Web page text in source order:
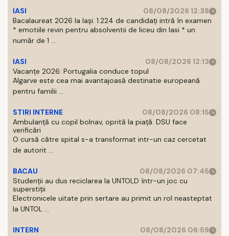
IASI
08/08/2026 12:38
Bacalaureat 2026 la Iași: 1.224 de candidați intră în examen
* emotiile revin pentru absolventii de liceu din Iasi * un
număr de 1 ...
IASI
08/08/2026 12:13
Vacanțe 2026: Portugalia conduce topul
Algarve este cea mai avantajoasă destinatie europeană
pentru familii ...
STIRI INTERNE
08/08/2026 08:15
Ambulanță cu copil bolnav, oprită la piață. DSU face
verificări
O cursă către spital s-a transformat intr-un caz cercetat
de autorit ...
BACAU
08/08/2026 07:45
Studenții au dus reciclarea la UNTOLD într-un joc cu
superstiții
Electronicele uitate prin sertare au primit un rol neasteptat
la UNTOL ...
INTERN
08/08/2026 06:59